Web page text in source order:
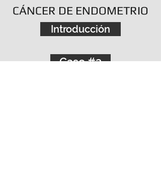
CÁNCER DE ENDOMETRIO
Introducción
Caso #3